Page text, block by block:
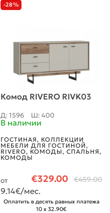
-28%
Комод RIVERO RIVK03
Д: 1596 Ш: 400
В наличии
ГОСТИНАЯ, КОЛЛЕКЦИИ
МЕБЕЛИ ДЛЯ ГОСТИНОЙ,
RIVERO, КОМОДЫ, СПАЛЬНЯ,
КОМОДЫ
€329.00 €459.00
от
9.14€/мес.
Оплатить в десять равных платежа
10 x 32.90€